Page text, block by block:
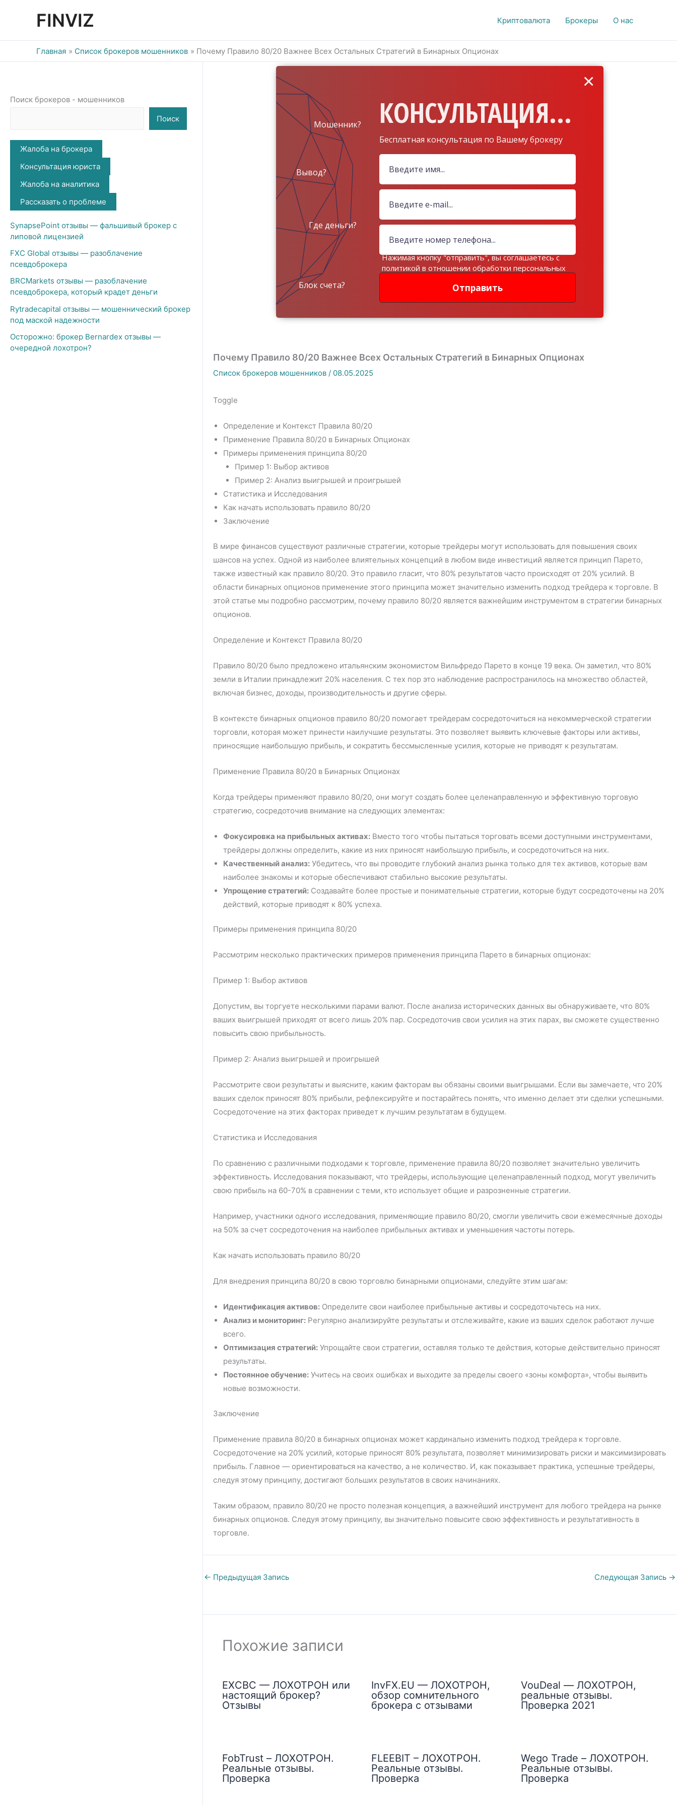
FINVIZ Криптовалюта Брокеры О нас
Главная Список брокеров мошенников Почему Правило 80/20 Важнее Всех Остальных Стратегий в Бинарных Опционах
Поиск брокеров - мошенников
Поиск
Жалоба на брокера
Консультация юриста
Жалоба на аналитика
Рассказать о проблеме
SynapsePoint отзывы — фальшивый брокер с
липовой лицензией
FXC Global отзывы — разоблачение
псевдоброкера
BRCMarkets отзывы — разоблачение
псевдоброкера, который крадет деньги
Rytradecapital отзывы — мошеннический брокер
под маской надежности
Осторожно: брокер Bernardex отзывы —
очередной лохотрон?
КОНСУЛЬТАЦИЯ...
Бесплатная консультация по Вашему брокеру
Мошенник?
Вывод?
Где деньги?
Блок счета? Отправить
×
Нажимая кнопку "отправить", вы соглашаетесь с
политикой в отношении обработки персональных
Почему Правило 80/20 Важнее Всех Остальных Стратегий в Бинарных Опционах
Список брокеров мошенников / 08.05.2025
Toggle
Определение и Контекст Правила 80/20
Применение Правила 80/20 в Бинарных Опционах
Примеры применения принципа 80/20
Пример 1: Выбор активов
Пример 2: Анализ выигрышей и проигрышей
Статистика и Исследования
Как начать использовать правило 80/20
Заключение
В мире финансов существуют различные стратегии, которые трейдеры могут использовать для повышения своих
шансов на успех. Одной из наиболее влиятельных концепций в любом виде инвестиций является принцип Парето,
также известный как правило 80/20. Это правило гласит, что 80% результатов часто происходят от 20% усилий. В
области бинарных опционов применение этого принципа может значительно изменить подход трейдера к торговле. В
этой статье мы подробно рассмотрим, почему правило 80/20 является важнейшим инструментом в стратегии бинарных
опционов.
Определение и Контекст Правила 80/20
Правило 80/20 было предложено итальянским экономистом Вильфредо Парето в конце 19 века. Он заметил, что 80%
земли в Италии принадлежит 20% населения. С тех пор это наблюдение распространилось на множество областей,
включая бизнес, доходы, производительность и другие сферы.
В контексте бинарных опционов правило 80/20 помогает трейдерам сосредоточиться на некоммерческой стратегии
торговли, которая может принести наилучшие результаты. Это позволяет выявить ключевые факторы или активы,
приносящие наибольшую прибыль, и сократить бессмысленные усилия, которые не приводят к результатам.
Применение Правила 80/20 в Бинарных Опционах
Когда трейдеры применяют правило 80/20, они могут создать более целенаправленную и эффективную торговую
стратегию, сосредоточив внимание на следующих элементах:
Фокусировка на прибыльных активах: Вместо того чтобы пытаться торговать всеми доступными инструментами,
трейдеры должны определить, какие из них приносят наибольшую прибыль, и сосредоточиться на них.
Качественный анализ: Убедитесь, что вы проводите глубокий анализ рынка только для тех активов, которые вам
наиболее знакомы и которые обеспечивают стабильно высокие результаты.
Упрощение стратегий: Создавайте более простые и понимательные стратегии, которые будут сосредоточены на 20%
действий, которые приводят к 80% успеха.
Примеры применения принципа 80/20
Рассмотрим несколько практических примеров применения принципа Парето в бинарных опционах:
Пример 1: Выбор активов
Допустим, вы торгуете несколькими парами валют. После анализа исторических данных вы обнаруживаете, что 80%
ваших выигрышей приходят от всего лишь 20% пар. Сосредоточив свои усилия на этих парах, вы сможете существенно
повысить свою прибыльность.
Пример 2: Анализ выигрышей и проигрышей
Рассмотрите свои результаты и выясните, каким факторам вы обязаны своими выигрышами. Если вы замечаете, что 20%
ваших сделок приносят 80% прибыли, рефлексируйте и постарайтесь понять, что именно делает эти сделки успешными.
Сосредоточение на этих факторах приведет к лучшим результатам в будущем.
Статистика и Исследования
По сравнению с различными подходами к торговле, применение правила 80/20 позволяет значительно увеличить
эффективность. Исследования показывают, что трейдеры, использующие целенаправленный подход, могут увеличить
свою прибыль на 60-70% в сравнении с теми, кто использует общие и разрозненные стратегии.
Например, участники одного исследования, применяющие правило 80/20, смогли увеличить свои ежемесячные доходы
на 50% за счет сосредоточения на наиболее прибыльных активах и уменьшения частоты потерь.
Как начать использовать правило 80/20
Для внедрения принципа 80/20 в свою торговлю бинарными опционами, следуйте этим шагам:
Идентификация активов: Определите свои наиболее прибыльные активы и сосредоточьтесь на них.
Анализ и мониторинг: Регулярно анализируйте результаты и отслеживайте, какие из ваших сделок работают лучше
всего.
Оптимизация стратегий: Упрощайте свои стратегии, оставляя только те действия, которые действительно приносят
результаты.
Постоянное обучение: Учитесь на своих ошибках и выходите за пределы своего «зоны комфорта», чтобы выявить
новые возможности.
Заключение
Применение правила 80/20 в бинарных опционах может кардинально изменить подход трейдера к торговле.
Сосредоточение на 20% усилий, которые приносят 80% результата, позволяет минимизировать риски и максимизировать
прибыль. Главное — ориентироваться на качество, а не количество. И, как показывает практика, успешные трейдеры,
следуя этому принципу, достигают больших результатов в своих начинаниях.
Таким образом, правило 80/20 не просто полезная концепция, а важнейший инструмент для любого трейдера на рынке
бинарных опционов. Следуя этому принципу, вы значительно повысите свою эффективность и результативность в
торговле.
← Предыдущая Запись Следующая Запись →
Похожие записи
EXCBC — ЛОХОТРОН или
настоящий брокер?
Отзывы
InvFX.EU — ЛОХОТРОН,
обзор сомнительного
брокера с отзывами
VouDeal — ЛОХОТРОН,
реальные отзывы.
Проверка 2021
FobTrust – ЛОХОТРОН.
Реальные отзывы.
Проверка
FLEEBIT – ЛОХОТРОН.
Реальные отзывы.
Проверка
Wego Trade – ЛОХОТРОН.
Реальные отзывы.
Проверка